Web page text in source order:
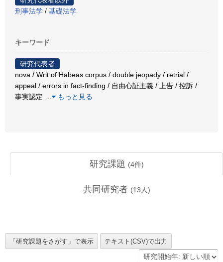
刑事法学 / 基礎法学
キーワード
研究代表者
nova / Writ of Habeas corpus / double jeopady / retrial /
appeal / errors in fact-finding / 自由心証主義 / 上告 / 控訴 /
事実認定
もっと見る
研究課題 (4件)
共同研究者 (13 人)